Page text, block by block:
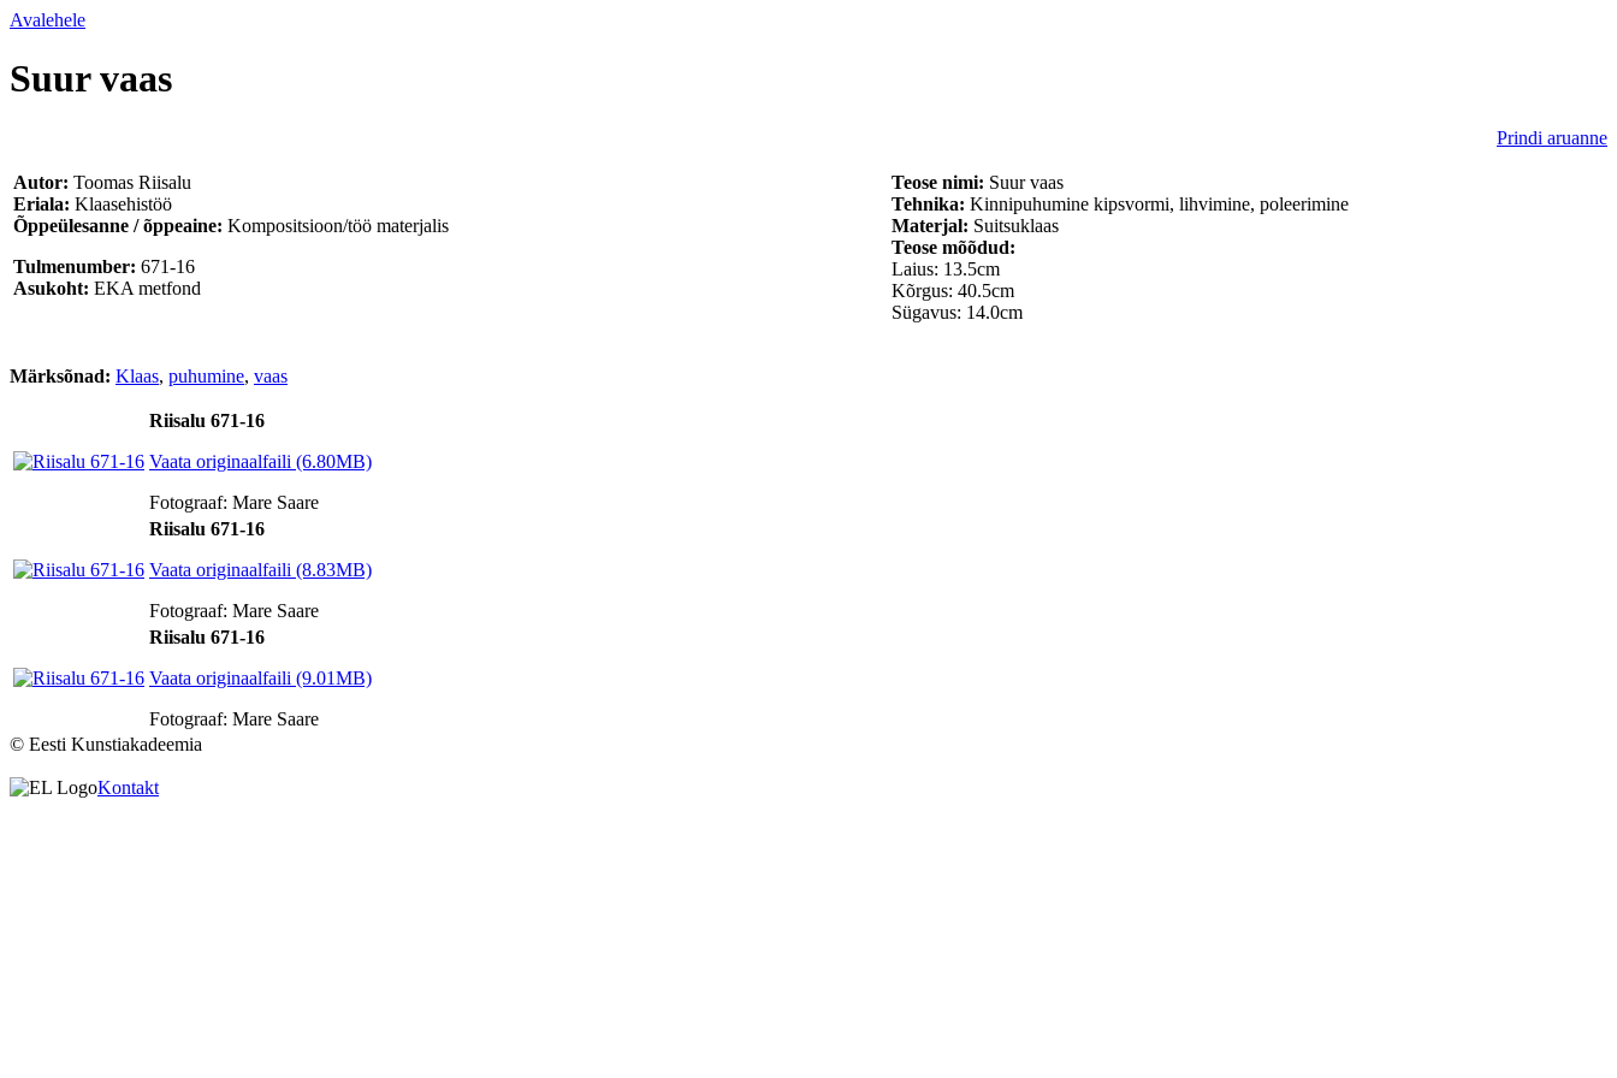
Avalehele
Suur vaas
Prindi aruanne
Autor: Toomas Riisalu
Eriala: Klaasehistöö
Õppeülesanne / õppeaine: Kompositsioon/töö materjalis
Tulmenumber: 671-16
Asukoht: EKA metfond
Teose nimi: Suur vaas
Tehnika: Kinnipuhumine kipsvormi, lihvimine, poleerimine
Materjal: Suitsuklaas
Teose mõõdud:
Laius: 13.5cm
Kõrgus: 40.5cm
Sügavus: 14.0cm
Märksõnad: Klaas, puhumine, vaas
Riisalu 671-16
Vaata originaalfaili (6.80MB)
Fotograaf: Mare Saare
Riisalu 671-16
Vaata originaalfaili (8.83MB)
Fotograaf: Mare Saare
Riisalu 671-16
Vaata originaalfaili (9.01MB)
Fotograaf: Mare Saare
© Eesti Kunstiakadeemia
Kontakt